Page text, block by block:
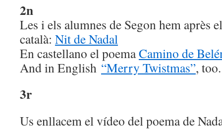
2n
Les i els alumnes de Segon hem après
català: Nit de Nadal
En castellano el poemaCamino de
And in English “Merry Twistmas”, too.
3r
Us enllacem el vídeo del poema de